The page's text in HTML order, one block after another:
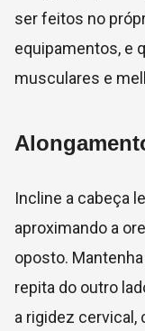
ser feitos no
equipamentos, e
musculares e
Incline a cabeça
aproximando a
oposto.
repita do outro
a rigidez